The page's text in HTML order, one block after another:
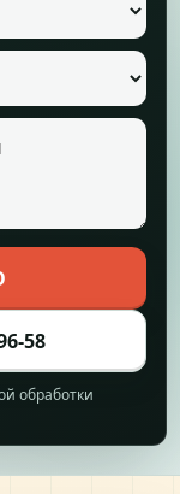
58
обработки